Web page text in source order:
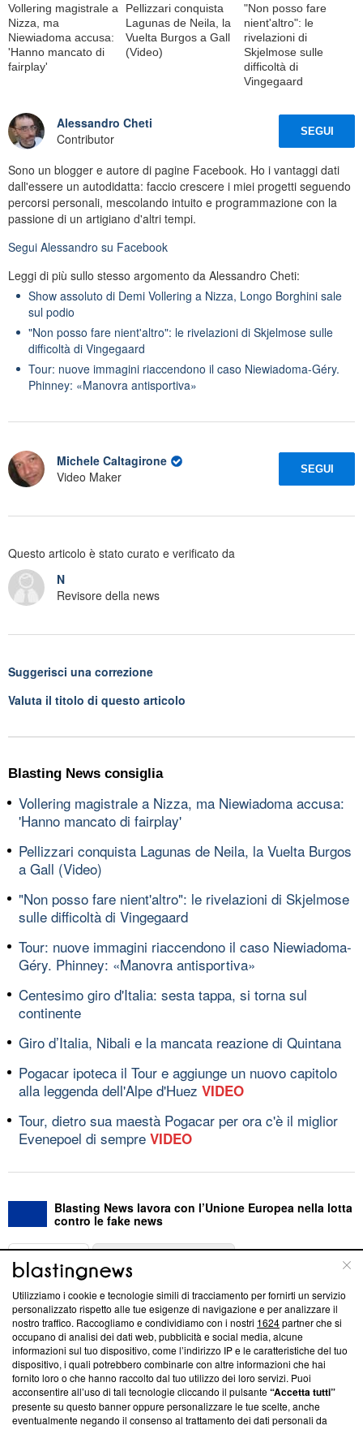
Vollering magistrale a
Nizza, ma
Niewiadoma accusa:
'Hanno mancato di
fairplay'
Pellizzari conquista
Lagunas de Neila, la
Vuelta Burgos a Gall
(Video)
"Non posso fare
nient'altro": le
rivelazioni di
Skjelmose sulle
difficoltà di
Vingegaard
Alessandro Cheti
Contributor
SEGUI
Sono un blogger e autore di pagine Facebook. Ho i vantaggi dati
dall'essere un autodidatta: faccio crescere i miei progetti seguendo
percorsi personali, mescolando intuito e programmazione con la
passione di un artigiano d'altri tempi.
Segui Alessandro su Facebook
Leggi di più sullo stesso argomento da Alessandro Cheti:
Show assoluto di Demi Vollering a Nizza, Longo Borghini sale
sul podio
"Non posso fare nient'altro": le rivelazioni di Skjelmose sulle
difficoltà di Vingegaard
Tour: nuove immagini riaccendono il caso Niewiadoma-Géry.
Phinney: «Manovra antisportiva»
Michele Caltagirone
Video Maker
SEGUI
Questo articolo è stato curato e verificato da
N
Revisore della news
Suggerisci una correzione
Valuta il titolo di questo articolo
Blasting News consiglia
Vollering magistrale a Nizza, ma Niewiadoma accusa:
'Hanno mancato di fairplay'
Pellizzari conquista Lagunas de Neila, la Vuelta Burgos
a Gall (Video)
"Non posso fare nient'altro": le rivelazioni di Skjelmose
sulle difficoltà di Vingegaard
Tour: nuove immagini riaccendono il caso Niewiadoma-
Géry. Phinney: «Manovra antisportiva»
Centesimo giro d'Italia: sesta tappa, si torna sul
continente
Giro d’Italia, Nibali e la mancata reazione di Quintana
Pogacar ipoteca il Tour e aggiunge un nuovo capitolo
alla leggenda dell'Alpe d'Huez VIDEO
Tour, dietro sua maestà Pogacar per ora c'è il miglior
Evenepoel di sempre VIDEO
Blasting News lavora con l’Unione Europea nella lotta
contro le fake news
ABOUT
Questa sezione offre informazioni trasparenti su Blasting
News, sui nostri processi editoriali e su come ci impegniamo a
creare news di qualità. Inoltre, afferma la nostra aderenza a
‘Trust Project - News with Integrity’Blasting News non è
ancora membro del programma, ma ha richiesto di farne
parte; Trust Project non ha ancora effettuato una verifica di
conformità agli standard.
Utilizziamo i cookie e tecnologie simili di tracciamento per fornirti un servizio
personalizzato rispetto alle tue esigenze di navigazione e per analizzare il
nostro traffico. Raccogliamo e condividiamo con i nostri 1624partner che si
occupano di analisi dei dati web, pubblicità e social media, alcune
informazioni sul tuo dispositivo, come l’indirizzo IP e le caratteristiche del tuo
dispositivo, i quali potrebbero combinarle con altre informazioni che hai
fornito loro o che hanno raccolto dal tuo utilizzo dei loro servizi. Puoi
acconsentire all’uso di tali tecnologie cliccando il pulsante“Accetta tutti”
presente su questo banner oppure personalizzare le tue scelte, anche
eventualmente negando il consenso al trattamento dei dati personali da